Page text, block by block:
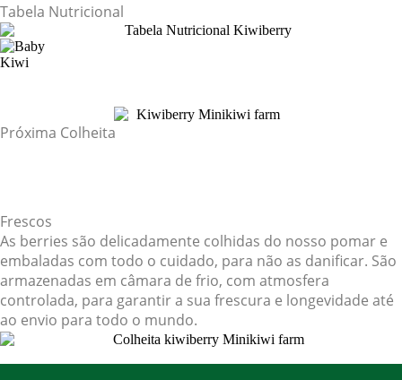
Tabela Nutricional
Próxima Colheita
Frescos
As berries são delicadamente colhidas do nosso pomar e
embaladas com todo o cuidado, para não as danificar. São
armazenadas em câmara de frio, com atmosfera
controlada, para garantir a sua frescura e longevidade até
ao envio para todo o mundo.